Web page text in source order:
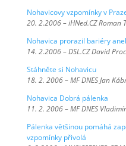
Nohavicovy vzpomínky v
20. 2.2006 – iHNed.CZ Roman
Nohavica prorazil bariéry
14. 2.2006 – DSL.CZ David
Stáhněte si Nohavicu
18. 2. 2006 – MF DNES Jan
Nohavica Dobrá pálenka
11. 2. 2006 – MF DNES
Pálenka většinou pomáhá
vzpomínky přivolá